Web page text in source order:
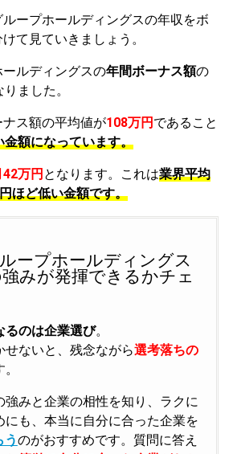
ープホールディングスの年収をボ
て見ていきましょう。
ルディングスの年間ボーナス額の
りました。
ス額の平均値が108万円 であること
金額になっています。
42万円 となります。これは業界平均
ほど低い金額です。
ープホールディングス
みが発揮できるかチェ
るのは企業選び。
せないと、残念ながら選考落ちの
強みと企業の相性を知り、ラクに
にも、本当に自分に合った企業を
うのがおすすめです。質問に答え